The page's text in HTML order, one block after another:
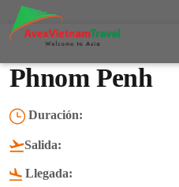
Phnom Penh
Duración:
Salida:
Llegada: